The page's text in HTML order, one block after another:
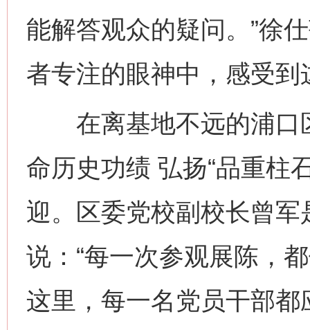
能解答观众的疑问。”徐
者专注的眼神中，感受
在离基地不远的浦口
命历史功绩 弘扬“品重柱
迎。区委党校副校长曾
说：“每一次参观展陈，
这里，每一名党员干部